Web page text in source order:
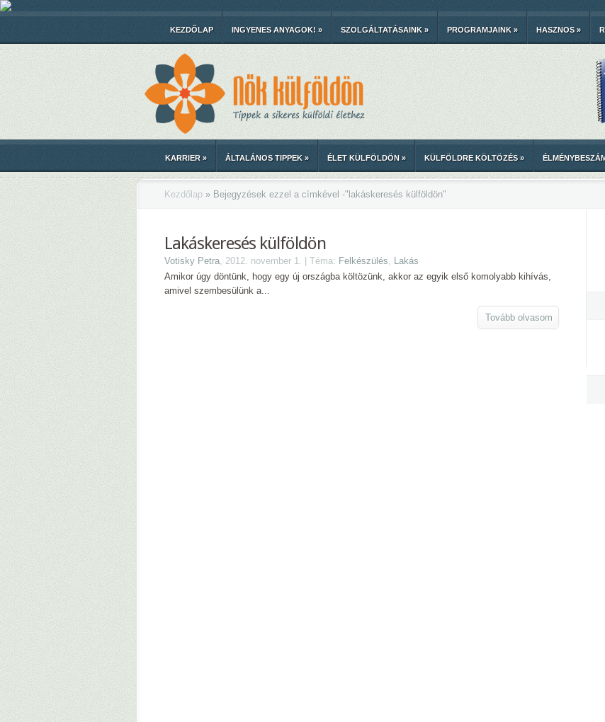
KEZDŐLAP INGYENES ANYAGOK! » SZOLGÁLTATÁSAINK » PROGRAMJAINK » HASZNOS»
KARRIER» ÁLTALÁNOS TIPPEK » ÉLET KÜLFÖLDÖN » KÜLFÖLDRE KÖLTÖZÉS»
Kezdőlap » Bejegyzések ezzel a címkével -" lakáskeresés külföldön"
Lakáskeresés külföldön
Votisky Petra, 2012. november 1. | Téma: Felkészülés, Lakás
Amikor úgy döntünk, hogy egy új országba költözünk, akkor az egyik első komolyabb kihívás,
amivel szembesülünk a...
Tovább olvasom